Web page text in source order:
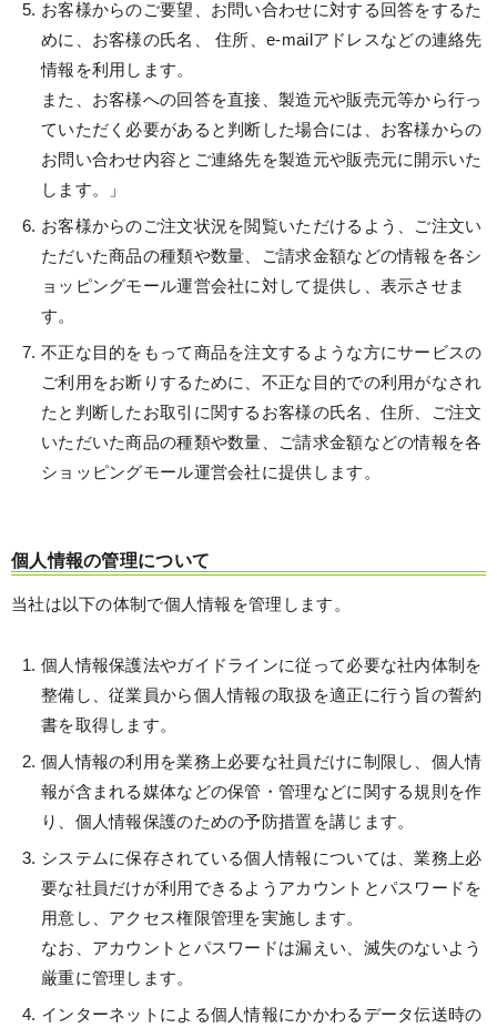
お客様からのご要望、お問い合わせに対する回答をするた
めに、お客様の氏名、 住所、e-mailアドレスなどの連絡先
情報を利用します。
また、お客様への回答を直接、製造元や販売元等から行っ
ていただく必要があると判断した場合には、お客様からの
お問い合わせ内容とご連絡先を製造元や販売元に開示いた
します。」
お客様からのご注文状況を閲覧いただけるよう、ご注文い
ただいた商品の種類や数量、ご請求金額などの情報を各シ
ョッピングモール運営会社に対して提供し、表示させま
す。
不正な目的をもって商品を注文するような方にサービスの
ご利用をお断りするために、不正な目的での利用がなされ
たと判断したお取引に関するお客様の氏名、住所、ご注文
いただいた商品の種類や数量、ご請求金額などの情報を各
ショッピングモール運営会社に提供します。
個人情報の管理について
当社は以下の体制で個人情報を管理します。
個人情報保護法やガイドラインに従って必要な社内体制を
整備し、従業員から個人情報の取扱を適正に行う旨の誓約
書を取得します。
個人情報の利用を業務上必要な社員だけに制限し、個人情
報が含まれる媒体などの保管・管理などに関する規則を作
り、個人情報保護のための予防措置を講じます。
システムに保存されている個人情報については、業務上必
要な社員だけが利用できるようアカウントとパスワードを
用意し、アクセス権限管理を実施します。
なお、アカウントとパスワードは漏えい、滅失のないよう
厳重に管理します。
インターネットによる個人情報にかかわるデータ伝送時の